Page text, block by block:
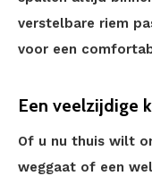
verstelbare riem
voor een
Een veelzijdige
Of u nu thuis wilt
weggaat of een